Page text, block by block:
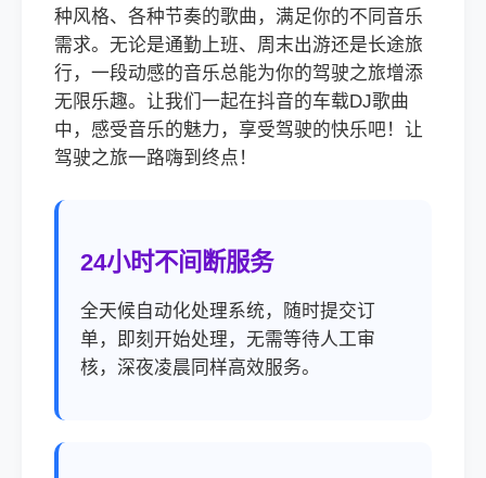
种风格、各种节奏的歌曲，满足你的不同音乐
需求。无论是通勤上班、周末出游还是长途旅
行，一段动感的音乐总能为你的驾驶之旅增添
无限乐趣。让我们一起在抖音的车载DJ歌曲
中，感受音乐的魅力，享受驾驶的快乐吧！让
驾驶之旅一路嗨到终点！
24小时不间断服务
全天候自动化处理系统，随时提交订
单，即刻开始处理，无需等待人工审
核，深夜凌晨同样高效服务。